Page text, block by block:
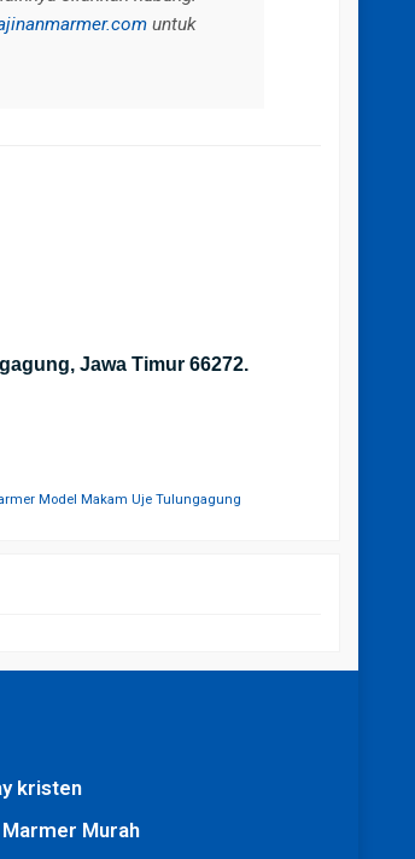
untuk
Jawa Timur 66272.
Model Makam Uje Tulungagung
kristen
Murah